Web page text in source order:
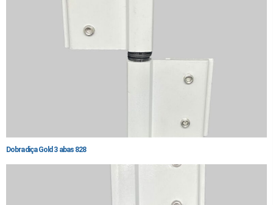
Dobradiça Gold 3 abas 828